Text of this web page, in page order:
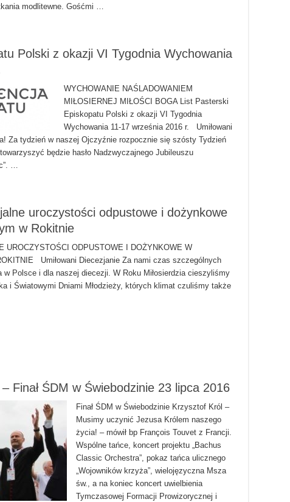
modlitewne. Gośćmi …
Polski z okazji VI Tygodnia Wychowania
WYCHOWANIE NAŚLADOWANIEM
MIŁOSIERNEJ MIŁOŚCI BOGA List Pasterski
Episkopatu Polski z okazji VI Tygodnia
Wychowania 11-17 września 2016 r. Umiłowani
Za tydzień w naszej Ojczyźnie rozpocznie się szósty Tydzień
będzie hasło Nadzwyczajnego Jubileuszu
…
uroczystości odpustowe i dożynkowe
w Rokitnie
UROCZYSTOŚCI ODPUSTOWE I DOŻYNKOWE W
Umiłowani Diecezjanie Za nami czas szczególnych
w Polsce i dla naszej diecezji. W Roku Miłosierdzia cieszyliśmy
i Światowymi Dniami Młodzieży, których klimat czuliśmy także
Finał ŚDM w Świebodzinie 23 lipca 2016
Finał ŚDM w Świebodzinie Krzysztof Król –
Musimy uczynić Jezusa Królem naszego
życia! – mówił bp François Touvet z Francji.
Wspólne tańce, koncert projektu „Bachus
Classic Orchestra”, pokaz tańca ulicznego
„Wojowników krzyża”, wielojęzyczna Msza
św., a na koniec koncert uwielbienia
Tymczasowej Formacji Prowizorycznej i